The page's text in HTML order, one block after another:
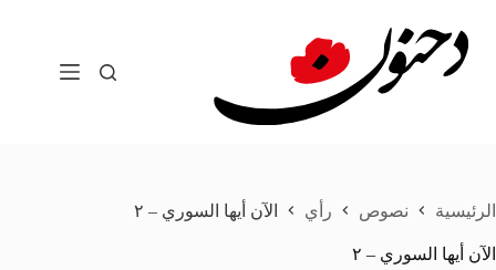
المحتوى
الرئيسية نصوص رأي الآن أيها السوري – ٢
الآن أيها السوري – ٢